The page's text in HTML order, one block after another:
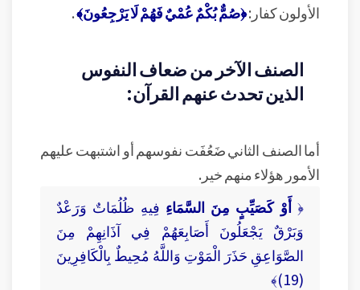
الأولون كفار:﴿صُمٌّ بُكْمٌ عُمْيٌ فَهُمْ لَا يَرْجِعُونَ﴾.
الصنف الآخر من ضعاف النفوس
الذين تحدث عنهم القرآن:
أما الصنف الثاني ضَعُفَت نفوسهم أو اشتبهت عليهم
الأمور هؤلاء منهم خير.
﴿أَوْ كَصَيِّبٍ مِنَ السَّمَاءِ فِيهِ ظُلُمَاتٌ وَرَعْدٌ
وَبَرْقٌ يَجْعَلُونَ أَصَابِعَهُمْ فِي آذَانِهِمْ مِنَ
الصَّوَاعِقِ حَذَرَ الْمَوْتِ وَاللَّهُ مُحِيطٌ بِالْكَافِرِينَ
(19)﴾